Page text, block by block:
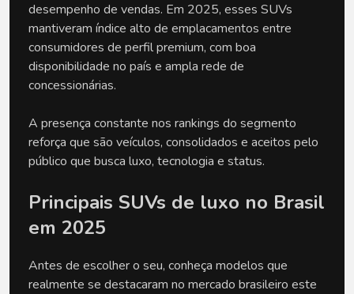
desempenho de vendas. Em 2025, esses SUVs
mantiveram índice alto de emplacamentos entre
consumidores de perfil premium, com boa
disponibilidade no país e ampla rede de
concessionárias.
A presença constante nos rankings do segmento
reforça que são veículos, consolidados e aceitos pelo
público que busca luxo, tecnologia e status.
Principais SUVs de luxo no Brasil
em 2025
Antes de escolher o seu, conheça modelos que
realmente se destacaram no mercado brasileiro este